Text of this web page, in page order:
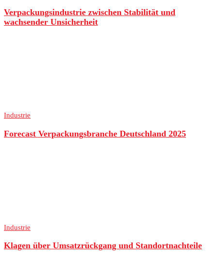
Verpackungsindustrie zwischen Stabilität und
wachsender Unsicherheit
Industrie
Forecast Verpackungsbranche Deutschland 2025
Industrie
Klagen über Umsatzrückgang und Standortnachteile